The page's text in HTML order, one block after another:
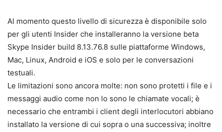
Al momento questo livello di sicurezza è disponibile solo
per gli utenti Insider che installeranno la versione beta
Skype Insider build 8.13.76.8 sulle piattaforme Windows,
Mac, Linux, Android e iOS e solo per le conversazioni
testuali.
Le limitazioni sono ancora molte: non sono protetti i file e i
messaggi audio come non lo sono le chiamate vocali; è
necessario che entrambi i client degli interlocutori abbiano
installato la versione di cui sopra o una successiva; inoltre